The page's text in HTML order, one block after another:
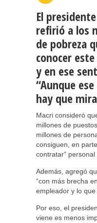
El
refirió a los
de pobreza
conocer
y en ese
“Aunque
hay que
Macri consideró
millones de
millones de
consiguen, en
contratar” personal
Además, agregó
“con más brecha
empleador y lo que
Por eso, el
viene es menos